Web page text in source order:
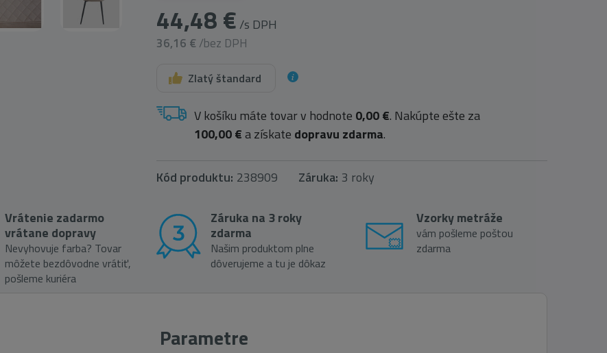
44,48 € /s DPH
36,16 € /bez DPH
Zlatý štandard
V košíku máte tovar v hodnote 0,00 €. Nakúpte ešte za
100,00 €a získate dopravu zdarma.
Kód produktu: 238909 Záruka: 3 roky
Vrátenie zadarmo
vrátane dopravy
Nevyhovuje farba? Tovar
môžete bezdôvodne vrátiť,
pošleme kuriéra
Záruka na 3 roky
zdarma
Našim produktom plne
dôverujeme a tu je dôkaz
Vzorky metráže
vám pošleme poštou
zdarma
Parametre